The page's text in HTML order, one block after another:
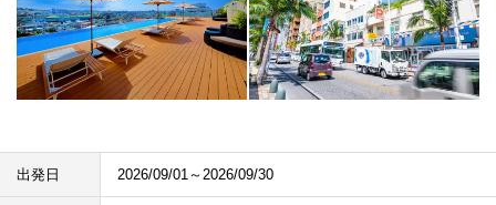
出発日 2026/09/01～2026/09/30